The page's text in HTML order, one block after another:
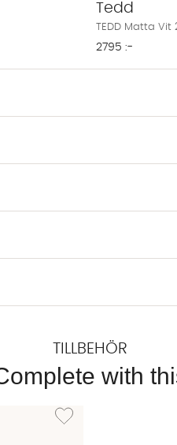
Tedd
TEDD Matta Vit
2795 :-
TILLBEHÖR
with
Lägg till i önskelista: